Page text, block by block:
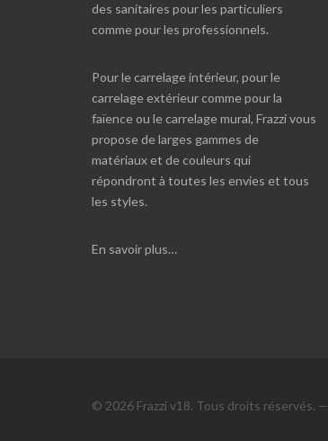
des sanitaires pour les particuliers
comme pour les professionnels.
Pour le carrelage intérieur, pour le
carrelage extérieur comme pour la
faïence ou le carrelage mural, Frazzi vous
propose de larges gammes de
matériaux et de couleurs qui
répondront à toutes les envies et tous
les styles.
En savoir plus…
© 2026 Frazzi v18. Tous droits réservés. —